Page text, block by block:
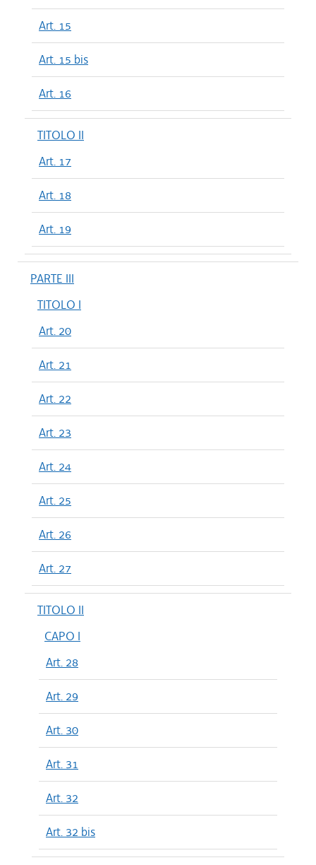
Art. 15
Art. 15 bis
Art. 16
TITOLO II
Art. 17
Art. 18
Art. 19
PARTE III
TITOLO I
Art. 20
Art. 21
Art. 22
Art. 23
Art. 24
Art. 25
Art. 26
Art. 27
TITOLO II
CAPO I
Art. 28
Art. 29
Art. 30
Art. 31
Art. 32
Art. 32 bis